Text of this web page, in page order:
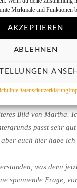
Merkmale und Funktionen
AKZEPTIEREN
ABLEHNEN
Datenschutzerklärung
Bild von Martha.
passt sehr gut
auch hier habe ich
was denn
spannende Frage,